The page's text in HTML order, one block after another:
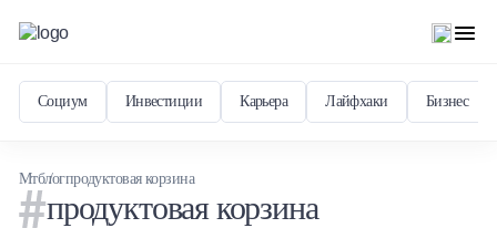
Социум Инвестиции Карьера Лайфхаки Бизнес
Мтблогпродуктовая корзина
продуктовая корзина